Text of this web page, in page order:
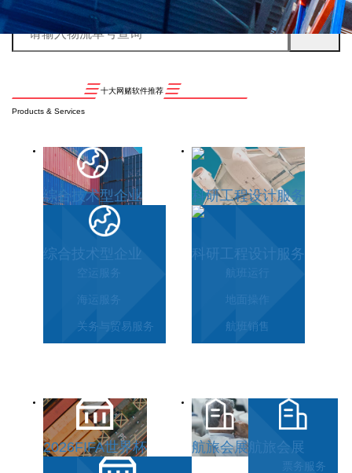
十大网赌软件推荐
Products & Services
综合技术型企业
综合技术型企业
空运服务
海运服务
关务与贸易服务
科研工程设计服务
科研工程设计服务
航班运行
地面操作
航班销售
2026FIFA世界杯 航旅会展航旅会展
票务服务